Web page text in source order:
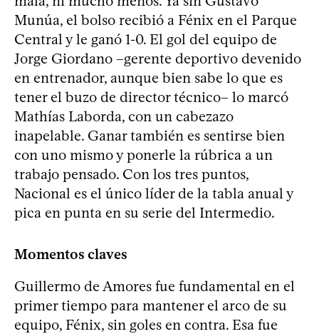
Munúa, el bolso recibió a Fénix en el Parque
Central y le ganó 1-0. El gol del equipo de
Jorge Giordano –gerente deportivo devenido
en entrenador, aunque bien sabe lo que es
tener el buzo de director técnico– lo marcó
Mathías Laborda, con un cabezazo
inapelable. Ganar también es sentirse bien
con uno mismo y ponerle la rúbrica a un
trabajo pensado. Con los tres puntos,
Nacional es el único líder de la tabla anual y
pica en punta en su serie del Intermedio.
Momentos claves
Guillermo de Amores fue fundamental en el
primer tiempo para mantener el arco de su
equipo, Fénix, sin goles en contra. Esa fue